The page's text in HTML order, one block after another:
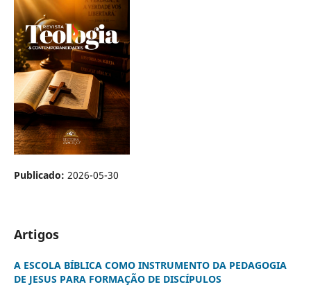
Publicado: 2026-05-30
Artigos
A ESCOLA BÍBLICA COMO INSTRUMENTO DA PEDAGOGIA
DE JESUS PARA FORMAÇÃO DE DISCÍPULOS